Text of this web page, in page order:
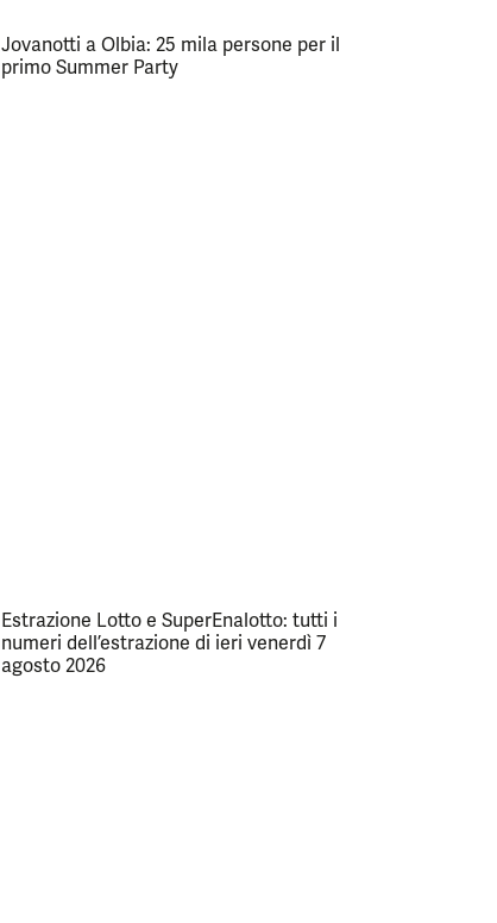
Jovanotti a Olbia: 25 mila persone per il
primo Summer Party
Estrazione Lotto e SuperEnalotto: tutti i
numeri dell’estrazione di ieri venerdì 7
agosto 2026